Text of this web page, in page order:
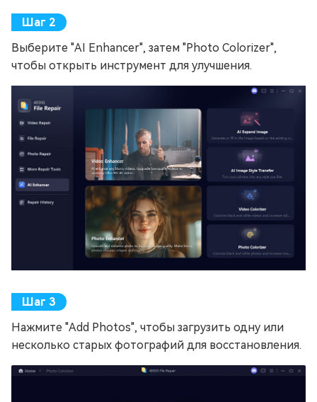
Выберите "AI Enhancer", затем "Photo Colorizer",
чтобы открыть инструмент для улучшения.
Нажмите "Add Photos", чтобы загрузить одну или
несколько старых фотографий для восстановления.